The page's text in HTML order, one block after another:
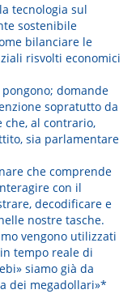
tecnologia sul
sostenibile
bilanciare le
risvolti economici
domande
sopratutto da
che, al contrario,
sia parlamentare
che comprende
con il
decodificare e
nostre tasche.
vengono utilizzati
tempo reale di
siamo già da
dei megadollari»*